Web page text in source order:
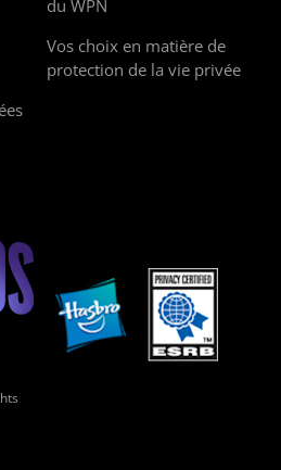
du WPN
Vos choix en matière de
protection de la vie privée